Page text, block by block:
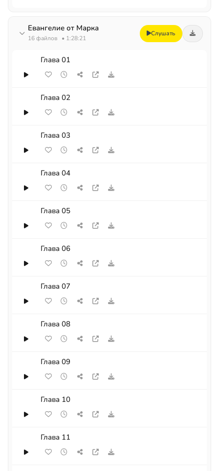
Евангелие от Марка
16 файлов • 1:28:21
Слушать
Глава 01
Глава 02
Глава 03
Глава 04
Глава 05
Глава 06
Глава 07
Глава 08
Глава 09
Глава 10
Глава 11